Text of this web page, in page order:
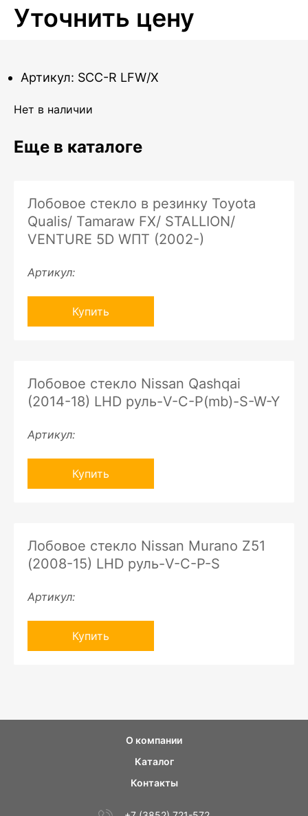
Уточнить цену
Артикул: SCC-R LFW/X
Нет в наличии
Еще в каталоге
Лобовое стекло в резинку Toyota
Qualis/ Tamaraw FX/ STALLION/
VENTURE 5D WПТ (2002-)
Артикул:
Купить
Лобовое стекло Nissan Qashqai
(2014-18) LHD руль-V-C-P(mb)-S-W-Y
Артикул:
Купить
Лобовое стекло Nissan Murano Z51
(2008-15) LHD руль-V-C-P-S
Артикул:
Купить
О компании
Каталог
Контакты